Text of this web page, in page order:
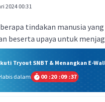
2024 00:31
tindakan manusia
beserta upaya untuk
Tryout SNBT & Menangkan E-
dalam
00 :20 :09 :36